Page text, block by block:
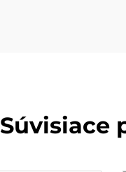
Súvisiace